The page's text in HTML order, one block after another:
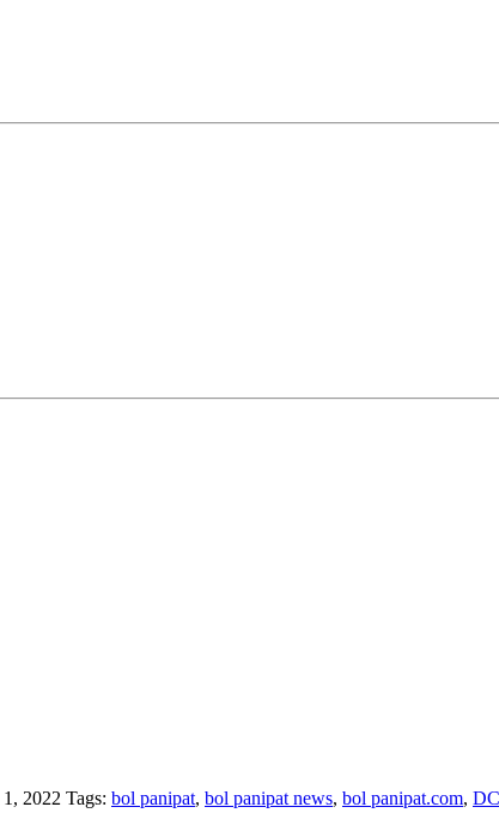
2022 Tags: bol panipat, bol panipat news, bol panipat.com,